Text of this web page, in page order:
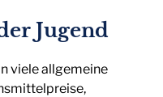
Jugend
viele allgemeine